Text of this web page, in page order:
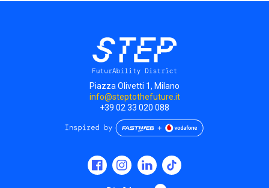
Piazza Olivetti 1, Milano
info@steptothefuture.it
+39 02 33 020 088
Mostra ulteriori